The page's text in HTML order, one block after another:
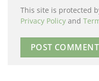
This site is protected
Privacy Policy and